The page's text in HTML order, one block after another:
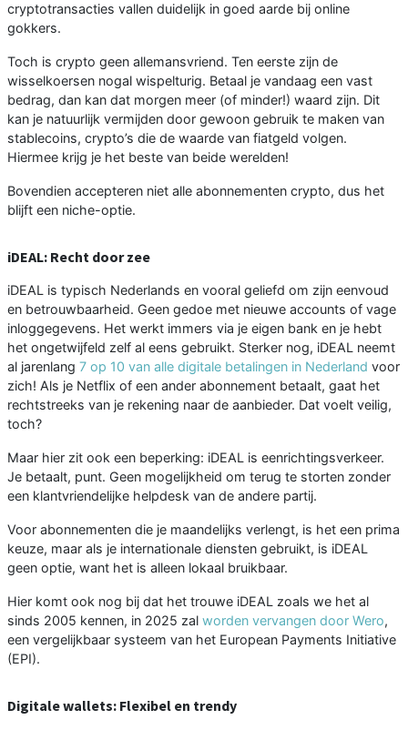
cryptotransacties vallen duidelijk in goed aarde bij online
gokkers.
Toch is crypto geen allemansvriend. Ten eerste zijn de
wisselkoersen nogal wispelturig. Betaal je vandaag een vast
bedrag, dan kan dat morgen meer (of minder!) waard zijn. Dit
kan je natuurlijk vermijden door gewoon gebruik te maken van
stablecoins, crypto’s die de waarde van fiatgeld volgen.
Hiermee krijg je het beste van beide werelden!
Bovendien accepteren niet alle abonnementen crypto, dus het
blijft een niche-optie.
iDEAL: Recht door zee
iDEAL is typisch Nederlands en vooral geliefd om zijn eenvoud
en betrouwbaarheid. Geen gedoe met nieuwe accounts of vage
inloggegevens. Het werkt immers via je eigen bank en je hebt
het ongetwijfeld zelf al eens gebruikt. Sterker nog, iDEAL neemt
al jarenlang 7 op 10 van alle digitale betalingen in Nederland voor
zich! Als je Netflix of een ander abonnement betaalt, gaat het
rechtstreeks van je rekening naar de aanbieder. Dat voelt veilig,
toch?
Maar hier zit ook een beperking: iDEAL is eenrichtingsverkeer.
Je betaalt, punt. Geen mogelijkheid om terug te storten zonder
een klantvriendelijke helpdesk van de andere partij.
Voor abonnementen die je maandelijks verlengt, is het een prima
keuze, maar als je internationale diensten gebruikt, is iDEAL
geen optie, want het is alleen lokaal bruikbaar.
Hier komt ook nog bij dat het trouwe iDEAL zoals we het al
sinds 2005 kennen, in 2025 zal worden vervangen door Wero,
een vergelijkbaar systeem van het European Payments Initiative
(EPI).
Digitale wallets: Flexibel en trendy